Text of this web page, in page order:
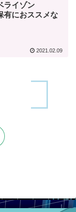
ライゾン
有におススメな
2021.02.09